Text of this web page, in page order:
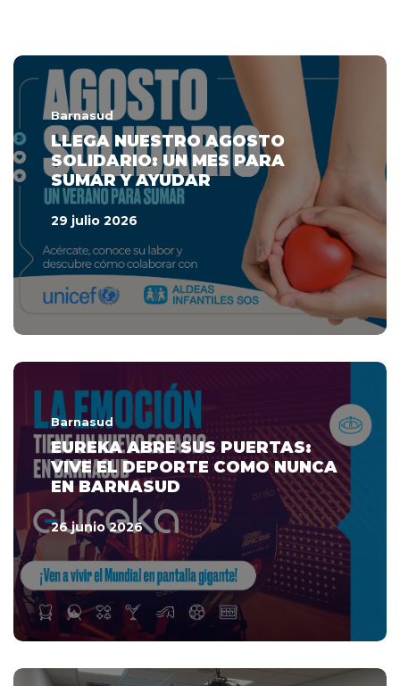
Barnasud
LLEGA NUESTRO AGOSTO
SOLIDARIO: UN MES PARA
SUMAR Y AYUDAR
29 julio 2026
Barnasud
EUREKA ABRE SUS PUERTAS:
VIVE EL DEPORTE COMO NUNCA
EN BARNASUD
26 junio 2026